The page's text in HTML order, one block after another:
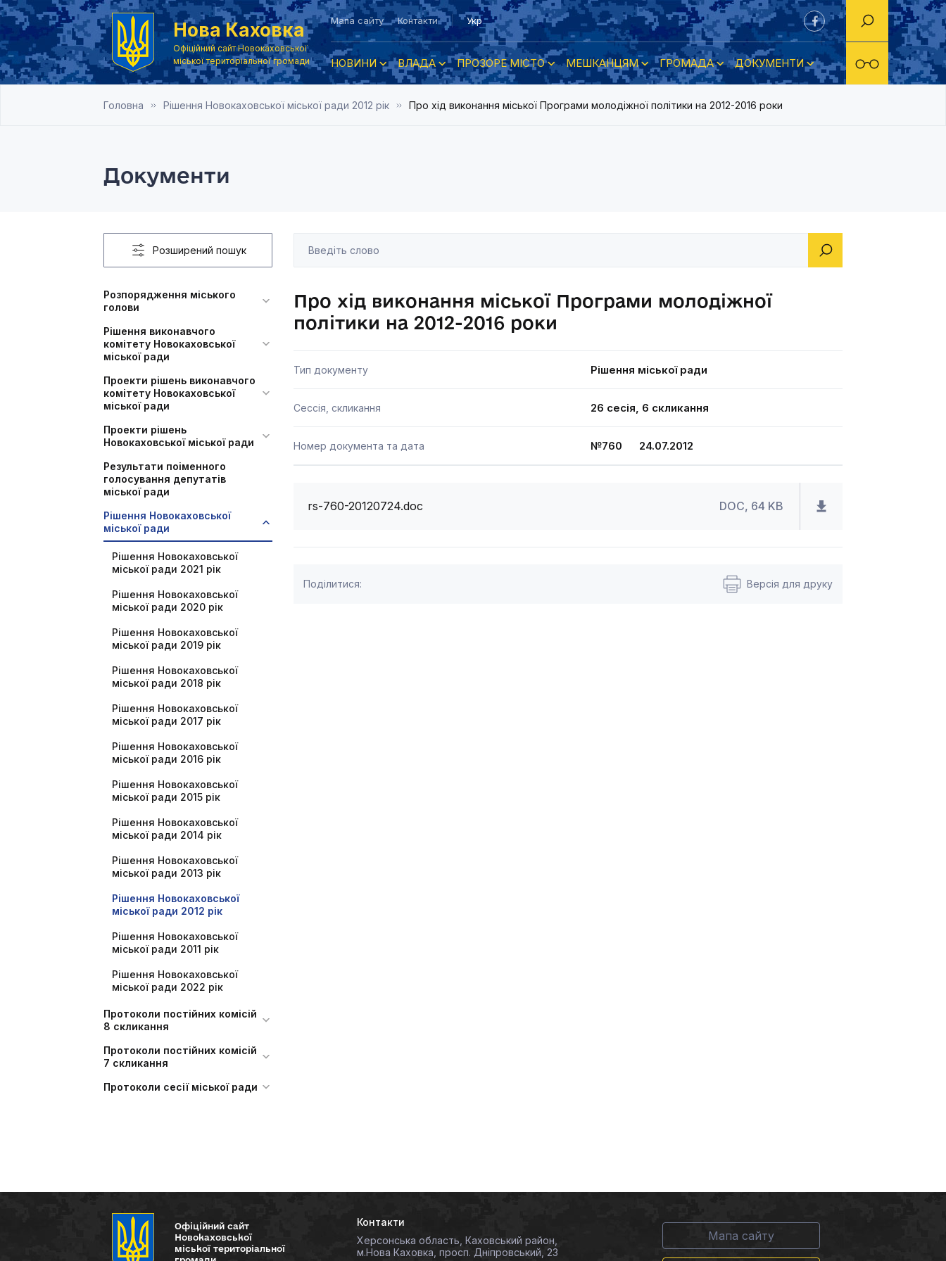
Нова Каховка
Офіційний сайт Новокаховської
міської територіальної громади
Мапа сайту Контакти Укр
НОВИНИ ВЛАДА ПРОЗОРЕ МІСТО МЕШКАНЦЯМ ГРОМАДА ДОКУМЕНТИ
Головна Рішення Новокаховської міської ради 2012 рік Про хід виконання міської Програми молодіжної політики на 2012-2016 роки
Документи
Розширений пошук
Розпорядження міського
голови
Рішення виконавчого
комітету Новокаховської
міської ради
Проекти рішень виконавчого
комітету Новокаховської
міської ради
Проекти рішень
Новокаховської міської ради
Результати поіменного
голосування депутатів
міської ради
Рішення Новокаховської
міської ради
Рішення Новокаховської
міської ради 2021 рік
Рішення Новокаховської
міської ради 2020 рік
Рішення Новокаховської
міської ради 2019 рік
Рішення Новокаховської
міської ради 2018 рік
Рішення Новокаховської
міської ради 2017 рік
Рішення Новокаховської
міської ради 2016 рік
Рішення Новокаховської
міської ради 2015 рік
Рішення Новокаховської
міської ради 2014 рік
Рішення Новокаховської
міської ради 2013 рік
Рішення Новокаховської
міської ради 2012 рік
Рішення Новокаховської
міської ради 2011 рік
Рішення Новокаховської
міської ради 2022 рік
Протоколи постійних комісій
8 скликання
Протоколи постійних комісій
7 скликання
Протоколи сесії міської ради
Про хід виконання міської Програми молодіжної
політики на 2012-2016 роки
Тип документу Рішення міської ради
Сессія, скликання 26 сесія, 6 скликання
Номер документа та дата №760 24.07.2012
rs-760-20120724.doc DOC, 64 KB
Поділитися: Версія для друку
Офіційний сайт
Новокаховської
міської територіальної
Контакти
Херсонська область, Каховський район,
м.Нова Каховка, просп. Дніпровський, 23
Мапа сайту